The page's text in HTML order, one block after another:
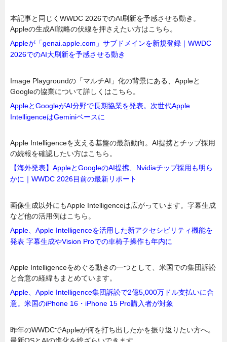
本記事と同じくWWDC 2026でのAI刷新を予感させる動き。
Appleの生成AI戦略の伏線を押さえたい方はこちら。
Appleが「genai.apple.com」サブドメインを新規登録｜WWDC
2026でのAI大刷新を予感させる動き
Image Playgroundの「マルチAI」化の背景にある、Appleと
Googleの協業について詳しくはこちら。
AppleとGoogleがAI分野で長期協業を発表。次世代Apple
IntelligenceはGeminiベースに
Apple Intelligenceを支える基盤の最新動向。AI提携とチップ採用
の続報を確認したい方はこちら。
【海外発表】AppleとGoogleのAI提携、Nvidiaチップ採用も明ら
かに｜WWDC 2026目前の最新リポート
画像生成以外にもApple Intelligenceは広がっています。字幕生成
など他の活用例はこちら。
Apple、Apple Intelligenceを活用した新アクセシビリティ機能を
発表 字幕生成やVision Proでの車椅子操作も年内に
Apple Intelligenceをめぐる動きの一つとして、米国での集団訴訟
と合意の経緯もまとめています。
Apple、Apple Intelligence集団訴訟で2億5,000万ドル支払いに合
意。米国のiPhone 16・iPhone 15 Pro購入者が対象
昨年のWWDCでAppleが何を打ち出したかを振り返りたい方へ。
最新OSとAIの進化を総ざらいできます。